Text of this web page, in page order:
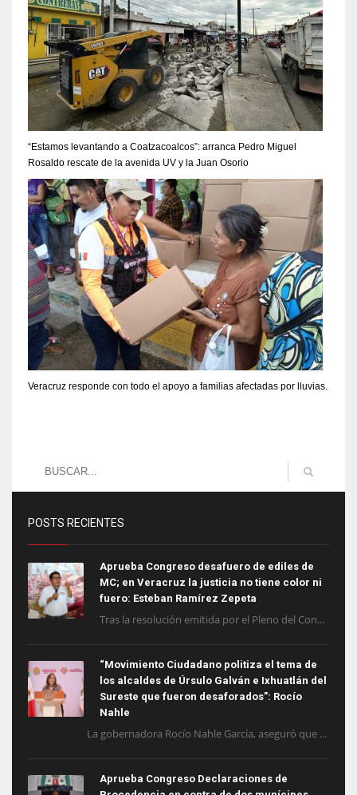
“Estamos levantando a Coatzacoalcos”: arranca Pedro Miguel
Rosaldo rescate de la avenida UV y la Juan Osorio
Veracruz responde con todo el apoyo a familias afectadas por lluvias.
POSTS RECIENTES
Aprueba Congreso desafuero de ediles de
MC; en Veracruz la justicia no tiene color ni
fuero: Esteban Ramírez Zepeta
Tras la resolución emitida por el Pleno del Con...
“Movimiento Ciudadano politiza el tema de
los alcaldes de Úrsulo Galván e Ixhuatlán del
Sureste que fueron desaforados”: Rocío
Nahle
La gobernadora Rocío Nahle García, aseguró que ...
Aprueba Congreso Declaraciones de